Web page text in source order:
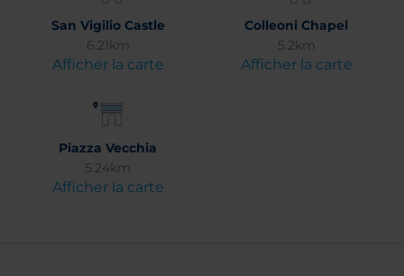
San Vigilio Castle
6.21km
Afficher la carte
Colleoni Chapel
5.2km
Afficher la carte
Piazza Vecchia
5.24km
Afficher la carte